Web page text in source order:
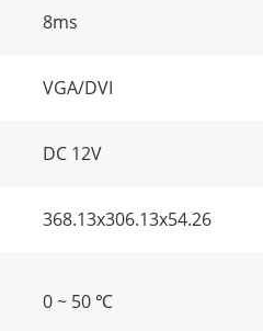
8ms
VGA/DVI
DC 12V
368.13x306.13x54.26
0 ~ 50 ℃